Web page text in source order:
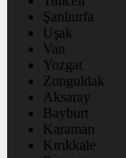
Şanlıurfa
Uşak
Van
Yozgat
Zonguldak
Aksaray
Bayburt
Karaman
Kırıkkale